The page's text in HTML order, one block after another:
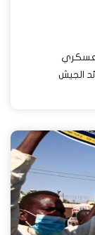
العسكري
الجيش